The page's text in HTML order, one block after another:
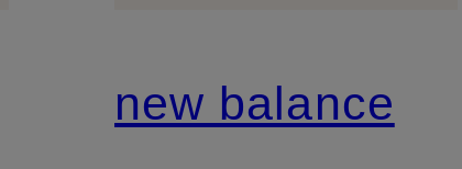
new balance